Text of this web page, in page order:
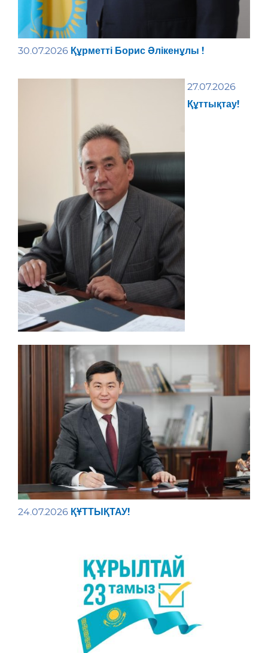
30.07.2026 Құрметті Борис Әлікенұлы !
27.07.2026
Құттықтау!
24.07.2026 ҚҰТТЫҚТАУ!